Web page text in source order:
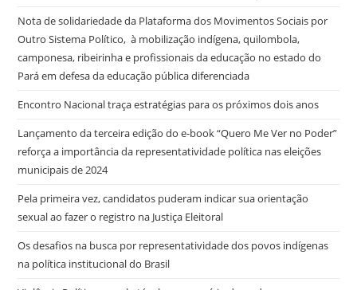
Nota de solidariedade da Plataforma dos Movimentos Sociais por
Outro Sistema Político, à mobilização indígena, quilombola,
camponesa, ribeirinha e profissionais da educação no estado do
Pará em defesa da educação pública diferenciada
Encontro Nacional traça estratégias para os próximos dois anos
Lançamento da terceira edição do e-book “Quero Me Ver no Poder”
reforça a importância da representatividade política nas eleições
municipais de 2024
Pela primeira vez, candidatos puderam indicar sua orientação
sexual ao fazer o registro na Justiça Eleitoral
Os desafios na busca por representatividade dos povos indígenas
na política institucional do Brasil